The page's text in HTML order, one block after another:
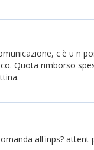
c'è u n
Quota rimborso
all'inps? attent